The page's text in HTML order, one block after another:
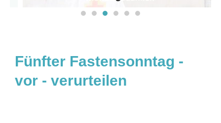
Fünfter Fastensonntag -
vor - verurteilen